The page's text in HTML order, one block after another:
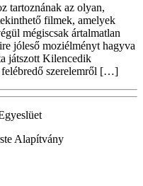
tartoznának az olyan,
filmek, amelyek
mégiscsak ártalmatlan
jóleső moziélményt hagyva
játszott Kilencedik
felébredő szerelemről […]
Alapítvány